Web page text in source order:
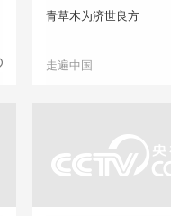
青草木为济世良方
走遍中国